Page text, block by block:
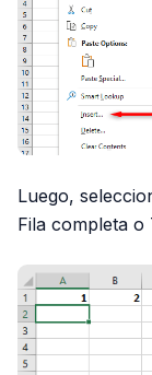
Luego,
Fila completa o